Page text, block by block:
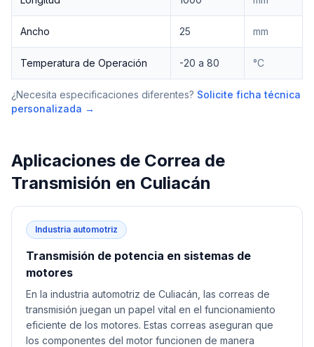
Ancho 25 mm
Temperatura de Operación -20 a 80 °C
¿Necesita especificaciones diferentes? Solicite ficha técnica
personalizada →
Aplicaciones de Correa de
Transmisión en Culiacán
Industria automotriz
Transmisión de potencia en sistemas de
motores
En la industria automotriz de Culiacán, las correas de
transmisión juegan un papel vital en el funcionamiento
eficiente de los motores. Estas correas aseguran que
los componentes del motor funcionen de manera